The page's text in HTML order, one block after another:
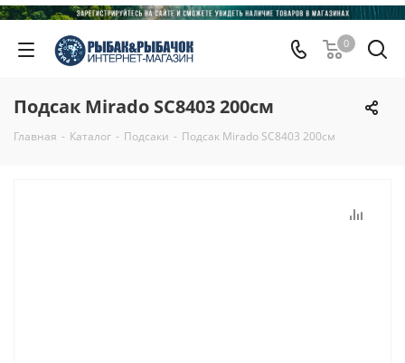
0
Подсак Мirado SC8403 200см
Главная - Каталог - Подсаки - Подсак Мirado SC8403 200см